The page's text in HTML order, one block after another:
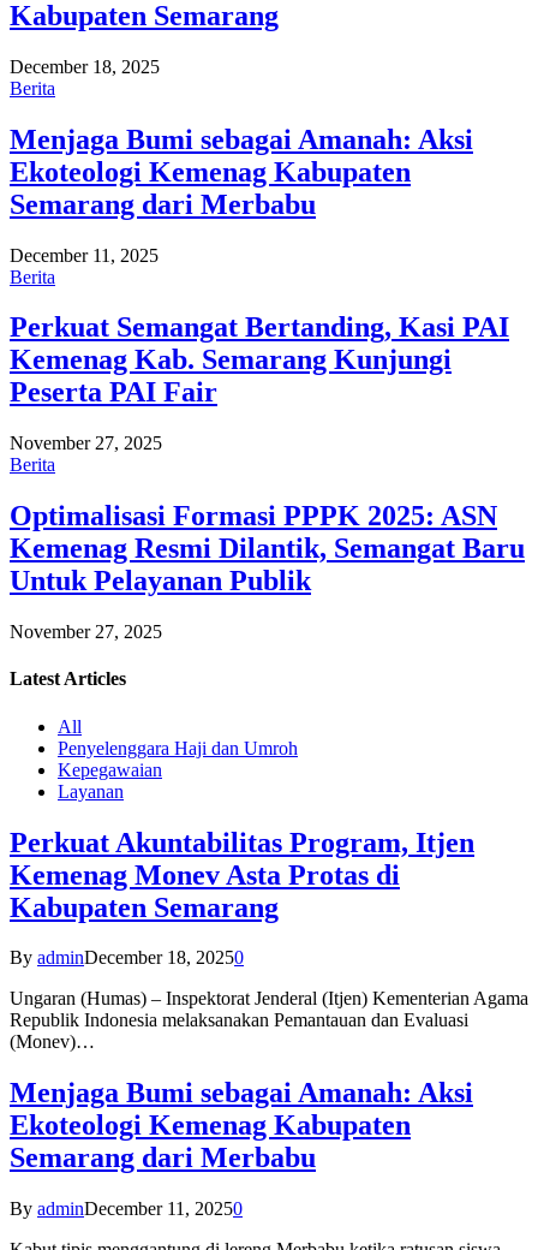
Kabupaten Semarang
December 18, 2025
Berita
Menjaga Bumi sebagai Amanah: Aksi
Ekoteologi Kemenag Kabupaten
Semarang dari Merbabu
December 11, 2025
Berita
Perkuat Semangat Bertanding, Kasi PAI
Kemenag Kab. Semarang Kunjungi
Peserta PAI Fair
November 27, 2025
Berita
Optimalisasi Formasi PPPK 2025: ASN
Kemenag Resmi Dilantik, Semangat Baru
Untuk Pelayanan Publik
November 27, 2025
Latest Articles
All
Penyelenggara Haji dan Umroh
Kepegawaian
Layanan
Perkuat Akuntabilitas Program, Itjen
Kemenag Monev Asta Protas di
Kabupaten Semarang
By adminDecember 18, 20250
Ungaran (Humas) – Inspektorat Jenderal (Itjen) Kementerian Agama
Republik Indonesia melaksanakan Pemantauan dan Evaluasi
(Monev)…
Menjaga Bumi sebagai Amanah: Aksi
Ekoteologi Kemenag Kabupaten
Semarang dari Merbabu
By adminDecember 11, 20250